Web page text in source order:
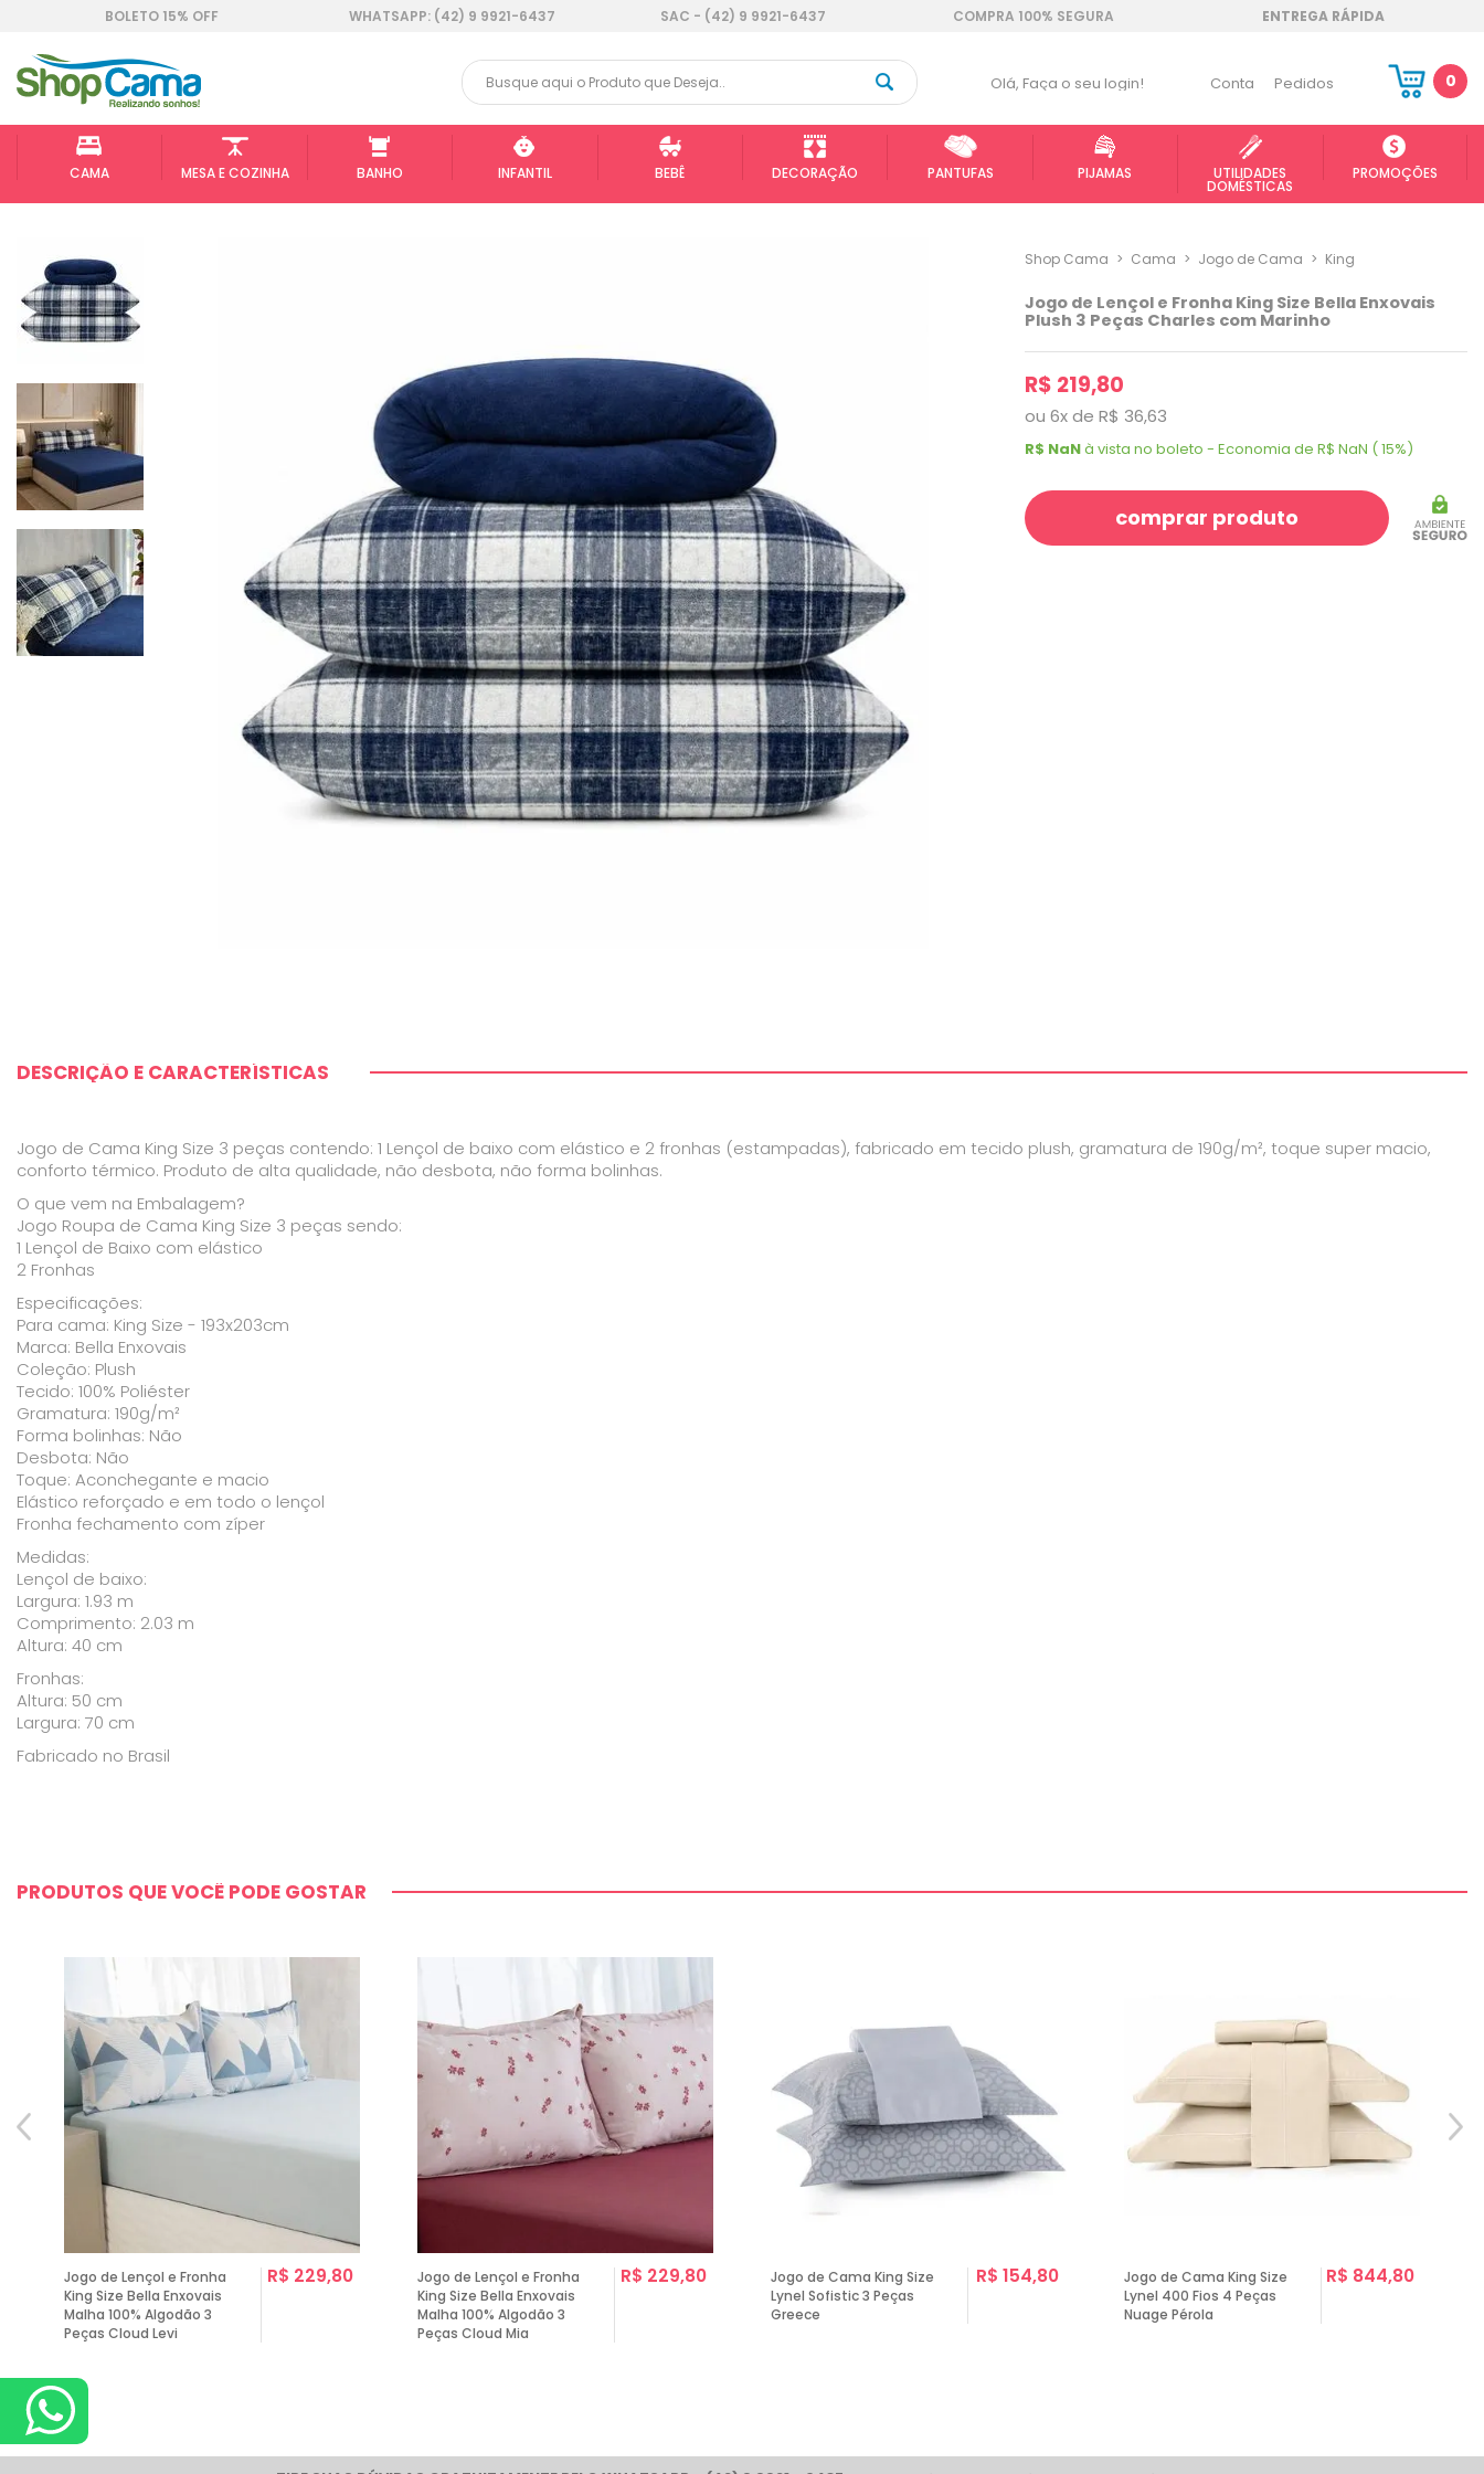
BOLETO 15% OFF WHATSAPP: (42) 9 9921-6437 SAC - (42) 9 9921-6437 COMPRA 100% SEGURA ENTREGA RÁPIDA
Olá, Faça o seu login! Conta Pedidos 0
CAMA MESA E COZINHA BANHO INFANTIL BEBÊ DECORAÇÃO PANTUFAS PIJAMAS UTILIDADES
DOMÉSTICAS
PROMOÇÕES
Shop Cama > Cama > Jogo de Cama > King
Jogo de Lençol e Fronha King Size Bella Enxovais
Plush 3 Peças Charles com Marinho
R$ 219,80
ou 6xde R$ 36,63
R$ NaNà vista no boleto - Economia de R$ NaN ( 15%)
comprar produto
DESCRIÇÃO E CARACTERÍSTICAS
Jogo de Cama King Size 3 peças contendo: 1 Lençol de baixo com elástico e 2 fronhas (estampadas), fabricado em tecido plush, gramatura de 190g/m², toque super macio,
conforto térmico. Produto de alta qualidade, não desbota, não forma bolinhas.
O que vem na Embalagem?
Jogo Roupa de Cama King Size 3 peças sendo:
1 Lençol de Baixo com elástico
2 Fronhas
Especificações:
Para cama: King Size - 193x203cm
Marca: Bella Enxovais
Coleção: Plush
Tecido: 100% Poliéster
Gramatura: 190g/m²
Forma bolinhas: Não
Desbota: Não
Toque: Aconchegante e macio
Elástico reforçado e em todo o lençol
Fronha fechamento com zíper
Medidas:
Lençol de baixo:
Largura: 1.93 m
Comprimento: 2.03 m
Altura: 40 cm
Fronhas:
Altura: 50 cm
Largura: 70 cm
Fabricado no Brasil
PRODUTOS QUE VOCÊ PODE GOSTAR
Jogo de Lençol e Fronha
King Size Bella Enxovais
Malha 100% Algodão 3
Peças Cloud Levi
R$ 229,80
Jogo de Lençol e Fronha
King Size Bella Enxovais
Malha 100% Algodão 3
Peças Cloud Mia
R$ 229,80
Jogo de Cama King Size
Lynel Sofistic 3 Peças
Greece
R$ 154,80
Jogo de Cama King Size
Lynel 400 Fios 4 Peças
Nuage Pérola
R$ 844,80